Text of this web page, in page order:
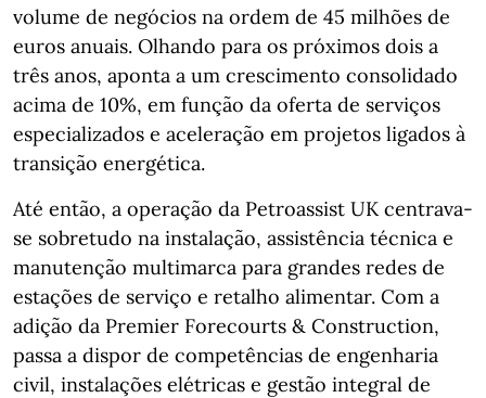
volume de negócios na ordem de 45 milhões de
euros anuais. Olhando para os próximos dois a
três anos, aponta a um crescimento consolidado
acima de 10%, em função da oferta de serviços
especializados e aceleração em projetos ligados à
transição energética.
Até então, a operação da Petroassist UK centrava-
se sobretudo na instalação, assistência técnica e
manutenção multimarca para grandes redes de
estações de serviço e retalho alimentar. Com a
adição da Premier Forecourts & Construction,
passa a dispor de competências de engenharia
civil, instalações elétricas e gestão integral de